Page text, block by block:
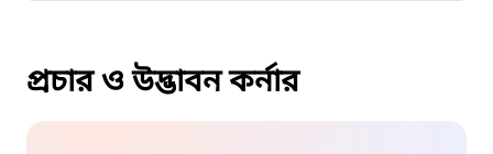
প্রচার ও উদ্ভাবন কর্নার